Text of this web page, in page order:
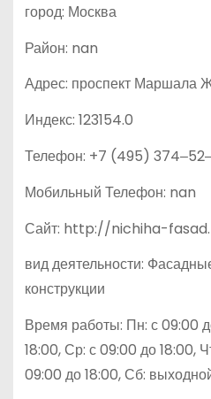
город: Москва
Район: nan
Адрес: проспект Маршала
Индекс: 123154.0
Телефон: +7 (495)
Мобильный Телефон: nan
Сайт: http://nichiha-
вид деятельности:
конструкции
Время работы: Пн: с 09:00
18:00, Ср: с 09:00 до 18:00,
09:00 до 18:00, Сб: